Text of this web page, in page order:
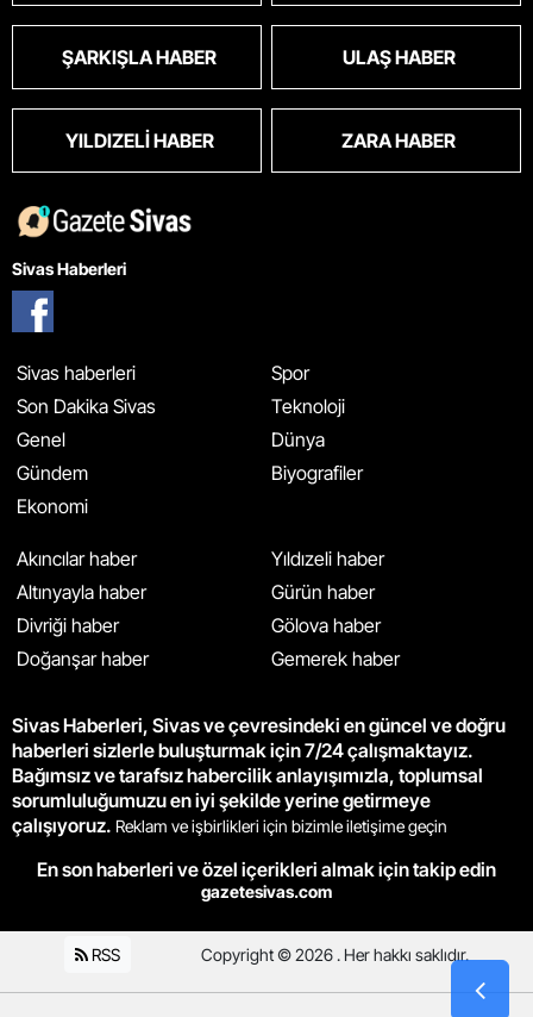
ŞARKIŞLA HABER ULAŞ HABER
YILDIZELI HABER ZARA HABER
Sivas Haberleri
Sivas haberleri
Son Dakika Sivas
Genel
Gündem
Ekonomi
Spor
Teknoloji
Dünya
Biyografiler
Akıncılar haber
Altınyayla haber
Divriği haber
Doğanşar haber
Yıldızeli haber
Gürün haber
Gölova haber
Gemerek haber
Sivas Haberleri, Sivas ve çevresindeki en güncel ve doğru
haberleri sizlerle buluşturmak için 7/24 çalışmaktayız.
Bağımsız ve tarafsız habercilik anlayışımızla, toplumsal
sorumluluğumuzu en iyi şekilde yerine getirmeye
çalışıyoruz. Reklam ve işbirlikleri için bizimle iletişime geçin
En son haberleri ve özel içerikleri almak için takip edin
gazetesivas.com
RSS Copyright © 2026 . Her hakkı saklıdır.